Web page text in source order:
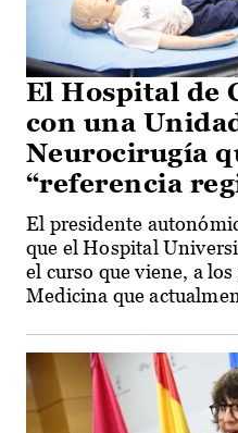
El Hospital de
con una
Neurocirugía
“referencia
El presidente
que el Hospital
el curso que viene, a
Medicina que